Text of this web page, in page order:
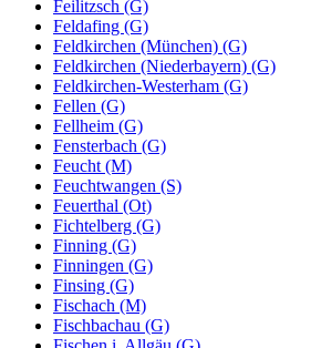
Feilitzsch (G)
Feldafing (G)
Feldkirchen (München) (G)
Feldkirchen (Niederbayern) (G)
Feldkirchen-Westerham (G)
Fellen (G)
Fellheim (G)
Fensterbach (G)
Feucht (M)
Feuchtwangen (S)
Feuerthal (Ot)
Fichtelberg (G)
Finning (G)
Finningen (G)
Finsing (G)
Fischach (M)
Fischbachau (G)